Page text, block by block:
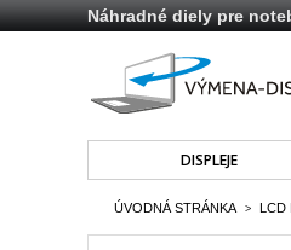
Náhradné diely pre
DISPLEJE
ÚVODNÁ STRÁNKA > LCD